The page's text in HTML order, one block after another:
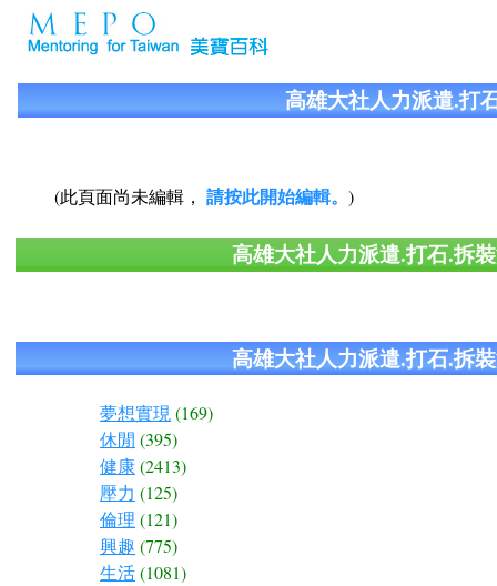
高雄大社人力派遣.打
(此頁面尚未編輯， 請按此開始編輯。 )
高雄大社人力派遣.打石.拆
高雄大社人力派遣.打石.拆
夢想實現(169)
休閒 (395)
健康(2413)
壓力 (125)
倫理 (121)
興趣 (775)
生活(1081)